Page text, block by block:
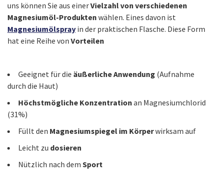
uns können Sie aus einerVielzahl von verschiedenen
Magnesiumöl-Produkten wählen. Eines davon ist
Magnesiumölspray in der praktischen Flasche. Diese Form
hat eine Reihe von Vorteilen
Geeignet für die äußerliche Anwendung (Aufnahme
durch die Haut)
Höchstmögliche Konzentration an Magnesiumchlorid
(31%)
Füllt den Magnesiumspiegel im Körperwirksam auf
Leicht zu dosieren
Nützlich nach dem Sport